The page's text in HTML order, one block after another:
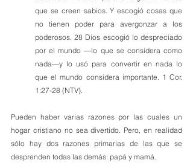
que se creen sabios. Y escogió cosas que
no tienen poder para avergonzar a los
poderosos. 28 Dios escogió lo despreciado
por el mundo —lo que se considera como
nada—y lo usó para convertir en nada lo
que el mundo considera importante. 1 Cor.
1:27-28 (NTV).
Pueden haber varias razones por las cuales un
hogar cristiano no sea divertido. Pero, en realidad
sólo hay dos razones primarias de las que se
desprenden todas las demás: papá y mamá.